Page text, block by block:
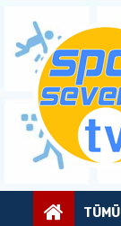
content
TÜMÜ